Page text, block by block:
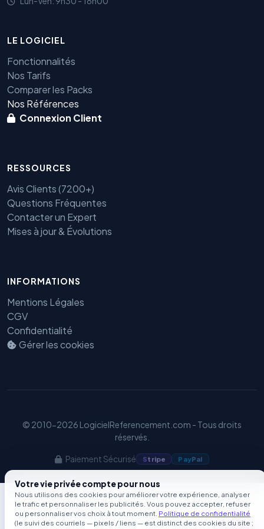
LE LOGICIEL
Fonctionnalités
Nos Tarifs
Comparer les Packs
Nos Références
Connexion Client
RESSOURCES
Avis Clients (7200+)
Questions Fréquentes
Contacter un Expert
Mises à jour & Évolutions
INFORMATIONS
Mentions Légales
CGV
Confidentialité
Gérer les cookies
© 2010-2026 LogicielReferencement.com - Tous droits
réservés.
Paiement Sécurisé Stripe PayPal
Votre vie privée compte pour nous
Nous utilisons des cookies pour améliorer votre expérience, analyser
le trafic et personnaliser les publicités. Vous pouvez accepter, refuser
ou personnaliser vos choix à tout moment. Politique de confidentialité
(le suivi des courriels — pixels / liens — est distinct des cookies du site ;